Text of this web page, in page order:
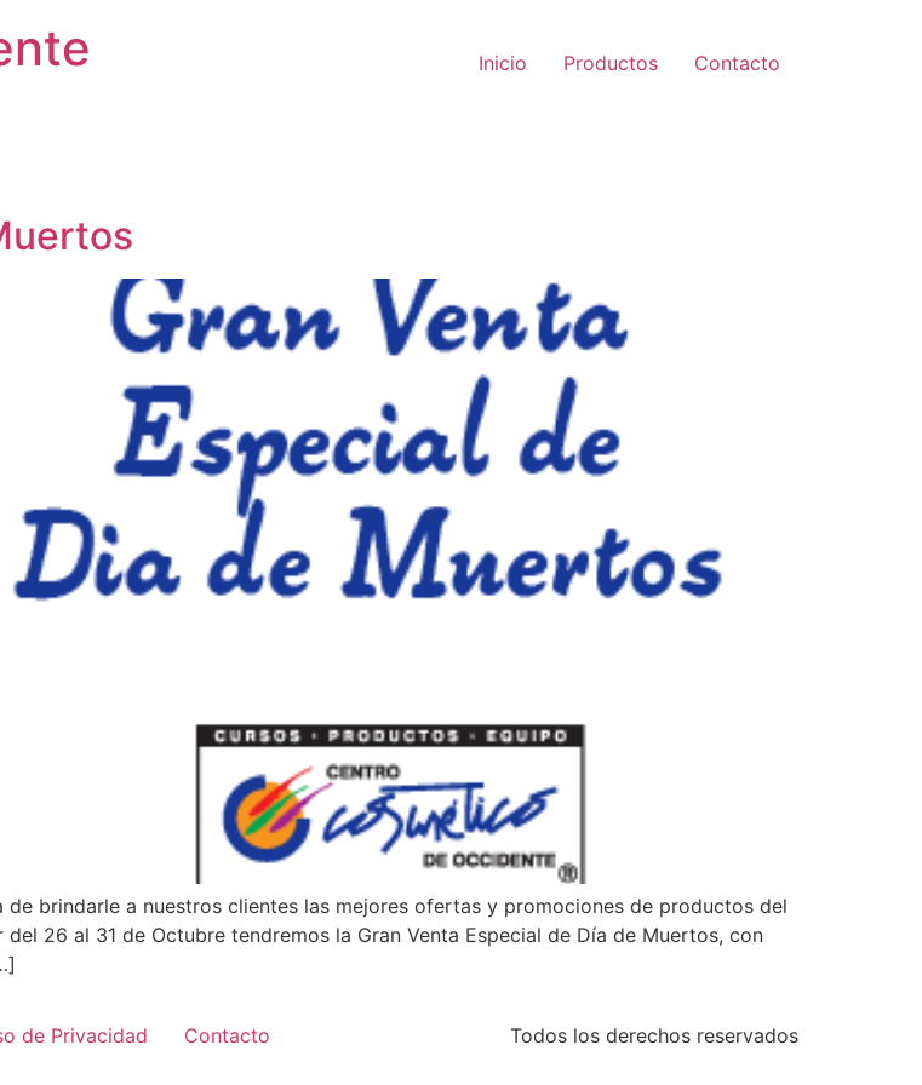
Inicio Productos Contacto
brindarle a nuestros clientes las mejores ofertas y promociones de productos del
26 al 31 de Octubre tendremos la Gran Venta Especial de Día de Muertos, con
de Privacidad Contacto Todos los derechos reservados